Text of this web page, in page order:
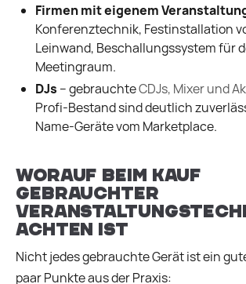
Firmen mit eigenem
Konferenztechnik, Festinstallation
Leinwand, Beschallungssystem für
Meetingraum.
DJs – gebrauchteCDJs, Mixer und
Profi-Bestand sind deutlich
Name-Geräte vom Marketplace.
Worauf beim Kauf
gebrauchter
achten ist
Nicht jedes gebrauchte Gerät ist ein
paar Punkte aus der Praxis: